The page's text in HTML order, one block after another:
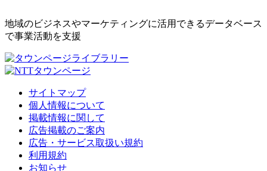
地域のビジネスやマーケティングに活用できるデータベース
で事業活動を支援
サイトマップ
個人情報について
掲載情報に関して
広告掲載のご案内
広告・サービス取扱い規約
利用規約
お知らせ